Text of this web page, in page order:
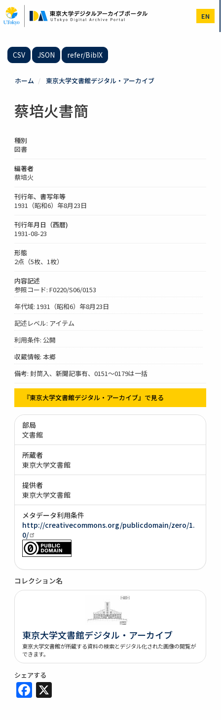
イ
ン
EN
CSV JSON refer/BibIX
ホーム 東京大学文書館デジタル・アーカイブ
蔡培火書簡
種別
図書
編著者
蔡培火
刊行年、書写年等
1931（昭和6）年8月23日
刊行年月日（西暦)
1931-08-23
形態
2点（5枚、1枚）
内容記述
参照コード: F0220/S06/0153
年代域: 1931（昭和6）年8月23日
記述レベル: アイテム
利用条件: 公開
収蔵情報: 本郷
備考: 封筒入、新聞記事有、0151～0179は一括
『東京大学文書館デジタル・アーカイブ』で見る
部局
文書館
所蔵者
東京大学文書館
提供者
東京大学文書館
メタデータ利用条件
http://creativecommons.org/publicdomain/zero/1.
0/
コレクション名
東京大学文書館デジタル・アーカイブ
東京大学文書館が所蔵する資料の検索とデジタル化された画像の閲覧が
できます。
シェアする
Facebook